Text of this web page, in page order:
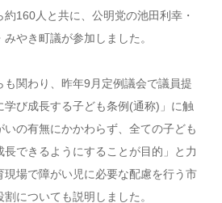
160人と共に、公明党の池田利幸・
やき町議が参加しました。
関わり、昨年9月定例議会で議員提
び成長する子ども条例(通称)」に触
の有無にかかわらず、全ての子ども
できるようにすることが目的」と力
場で障がい児に必要な配慮を行う市
についても説明しました。